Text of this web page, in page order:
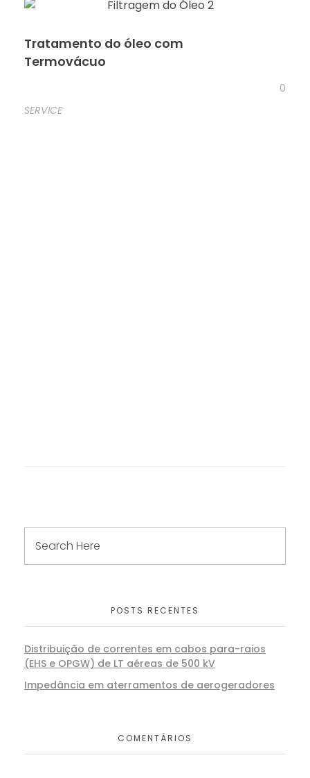
Tratamento do óleo com
Termovácuo
0
SERVICE
POSTS RECENTES
Distribuição de correntes em cabos para-raios
(EHS e OPGW) de LT aéreas de 500 kV
Impedância em aterramentos de aerogeradores
COMENTÁRIOS